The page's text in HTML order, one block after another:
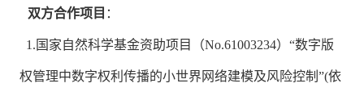
双方合作项目 ：
1.国家自然科学基金资助项目（No.61003234）“数字版
权管理中数字权利传播的小世界网络建模及风险控制”(依